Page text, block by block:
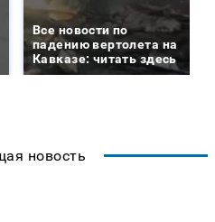
Все новости по
падению вертолета на
Кавказе: читать здесь
новость